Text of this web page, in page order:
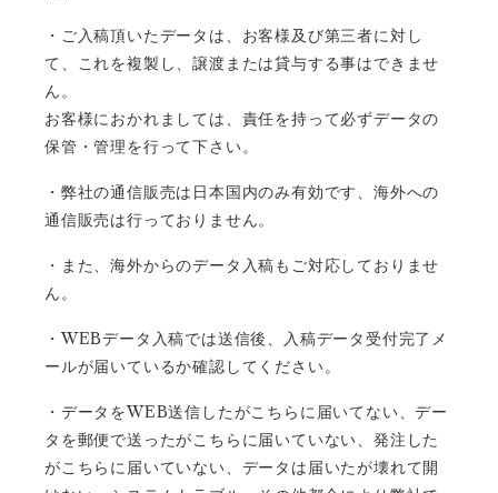
・ご入稿頂いたデータは、お客様及び第三者に対し
て、これを複製し、譲渡または貸与する事はできませ
ん。
お客様におかれましては、責任を持って必ずデータの
保管・管理を行って下さい。
・弊社の通信販売は日本国内のみ有効です、海外への
通信販売は行っておりません。
・また、海外からのデータ入稿もご対応しておりませ
ん。
・ WEBデータ入稿では送信後、入稿データ受付完了メ
ールが届いているか確認してください。
・データをWEB送信したがこちらに届いてない、デー
タを郵便で送ったがこちらに届いていない、発注した
がこちらに届いていない、データは届いたが壊れて開